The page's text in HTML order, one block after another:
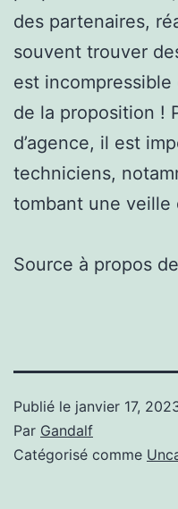
des partenaires,
souvent trouver
est
de la proposition !
d’agence, il est
techniciens,
tombant une
Source à propos de
Publié le janvier 17,
Par Gandalf
Catégorisé comme